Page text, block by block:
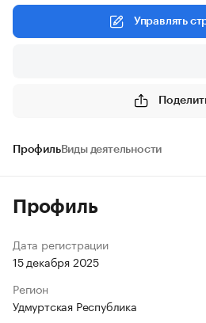
Управлять
ПрофильВиды деятельности
Профиль
Дата регистрации
15 декабря 2025
Регион
Удмуртская Республика